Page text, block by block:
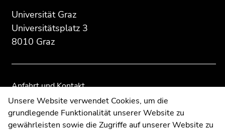
Universität Graz
Universitätsplatz 3
8010 Graz
Anfahrt und Kontakt
Kommunikation und Öffentlichkeitsarbeit
Moodle
UNIGRAZonline
Übersicht
Seitenbereiche
Übersicht
Seitenbereiche
Unsere Website verwendet Cookies, um die
grundlegende Funktionalität unserer Website zu
gewährleisten sowie die Zugriffe auf unserer Website zu